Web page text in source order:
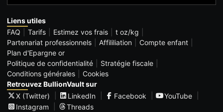
Liens utiles
FAQ
Tarifs Estimez vos frais
t oz/kg
Partenariat professionnels
Affililiation
Compte enfant
Plan d'Epargne or
Politique de confidentialité
Stratégie fiscale
Conditions générales
Cookies
Retrouvez BullionVault sur
X (Twitter)
LinkedIn Facebook
YouTube
Instagram
Threads